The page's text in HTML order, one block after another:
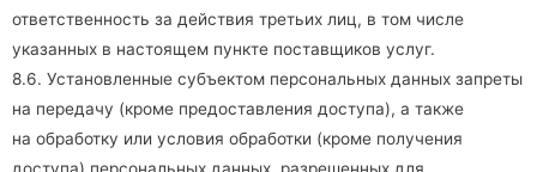
ответственность за действия третьих лиц, в том числе
указанных в настоящем пункте поставщиков услуг.
8.6. Установленные субъектом персональных данных запреты
на передачу (кроме предоставления доступа), а также
на обработку или условия обработки (кроме получения
доступа) персональных данных, разрешенных для